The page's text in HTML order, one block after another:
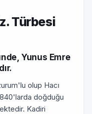
Türbesi
Yunus Emre
olup Hacı
doğduğu
Kadiri